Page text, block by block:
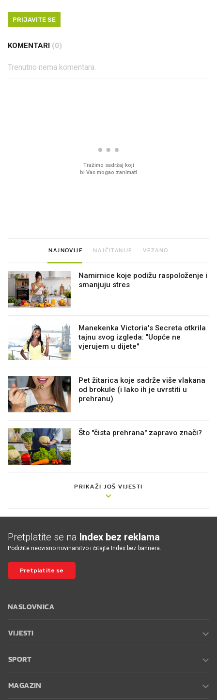
PRIJAVITE SE
KOMENTARI (0)
Trenutno nema komentara.
NAJNOVIJE NAJČITANIJE VEZANO
Namirnice koje podižu raspoloženje i
smanjuju stres
Manekenka Victoria's Secreta otkrila
tajnu svog izgleda: "Uopće ne
vjerujem u dijete"
Pet žitarica koje sadrže više vlakana
od brokule (i lako ih je uvrstiti u
prehranu)
Što "čista prehrana" zapravo znači?
PRIKAŽI JOŠ VIJESTI
Pretplatite se na Index bez reklama
Podržite neovisno novinarstvo i čitajte Index bez bannera.
Pretplatite se
NASLOVNICA
VIJESTI
SPORT
MAGAZIN